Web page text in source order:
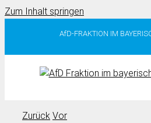
Zum Inhalt springen
AfD-FRAKTION IM
Zurück Vor